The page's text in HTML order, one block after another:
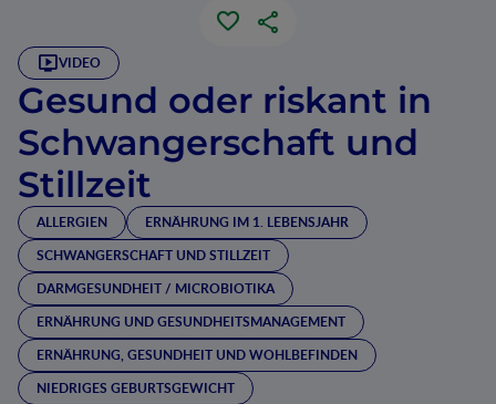
VIDEO
Gesund oder riskant in
Schwangerschaft und
Stillzeit
ALLERGIEN
ERNÄHRUNG IM 1. LEBENSJAHR
SCHWANGERSCHAFT UND STILLZEIT
DARMGESUNDHEIT / MICROBIOTIKA
ERNÄHRUNG UND GESUNDHEITSMANAGEMENT
ERNÄHRUNG, GESUNDHEIT UND WOHLBEFINDEN
NIEDRIGES GEBURTSGEWICHT